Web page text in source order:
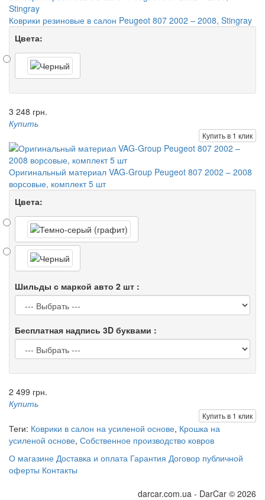
Коврики резиновые в салон Peugeot 807 2002 – 2008, Stingray
Цвета:
3 248 грн.
Купить
Купить в 1 клик
Оригинальный материал VAG-Group Peugeot 807 2002 – 2008
ворсовые, комплект 5 шт
Цвета:
Шильды с маркой авто 2 шт :
Бесплатная надпись 3D буквами :
2 499 грн.
Купить
Купить в 1 клик
Теги: Коврики в салон на усиленой основе, Крошка на
усиленой основе, Собственное производство ковров
О магазине Доставка и оплата Гарантия Договор публичной
оферты Контакты
darcar.com.ua - DarCar © 2026